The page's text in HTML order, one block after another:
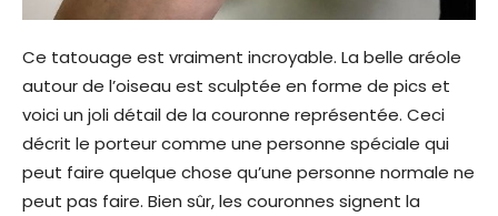
Ce tatouage est vraiment incroyable. La belle aréole
autour de l’oiseau est sculptée en forme de pics et
voici un joli détail de la couronne représentée. Ceci
décrit le porteur comme une personne spéciale qui
peut faire quelque chose qu’une personne normale ne
peut pas faire. Bien sûr, les couronnes signent la